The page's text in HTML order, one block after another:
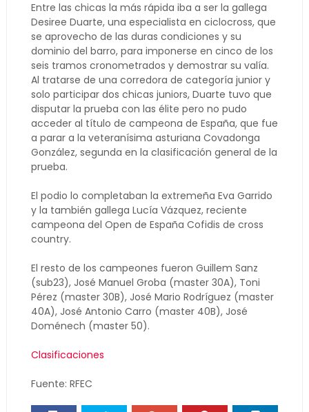
Entre las chicas la más rápida iba a ser la gallega
Desiree Duarte, una especialista en ciclocross, que
se aprovecho de las duras condiciones y su
dominio del barro, para imponerse en cinco de los
seis tramos cronometrados y demostrar su valía.
Al tratarse de una corredora de categoría junior y
solo participar dos chicas juniors, Duarte tuvo que
disputar la prueba con las élite pero no pudo
acceder al título de campeona de España, que fue
a parar a la veteranísima asturiana Covadonga
González, segunda en la clasificación general de la
prueba.
El podio lo completaban la extremeña Eva Garrido
y la también gallega Lucía Vázquez, reciente
campeona del Open de España Cofidis de cross
country.
El resto de los campeones fueron Guillem Sanz
(sub23), José Manuel Groba (master 30A), Toni
Pérez (master 30B), José Mario Rodríguez (master
40A), José Antonio Carro (master 40B), José
Doménech (master 50).
Clasificaciones
Fuente: RFEC